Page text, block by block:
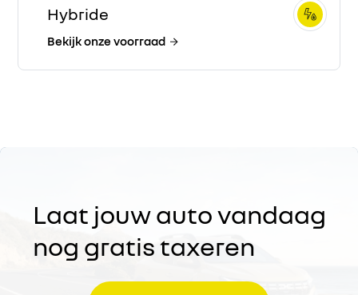
Hybride
Bekijk onze voorraad
Laat jouw auto vandaag
nog gratis taxeren